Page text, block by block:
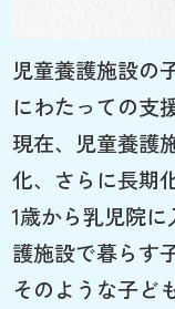
児童養護施設の
にわたっての支
現在、児童養護
化、さらに長期
1歳から乳児院
護施設で暮らす
そのような子ど